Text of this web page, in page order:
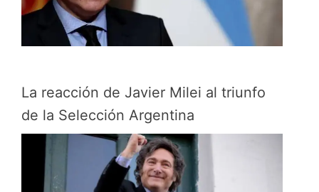
La reacción de Javier Milei al triunfo
de la Selección Argentina